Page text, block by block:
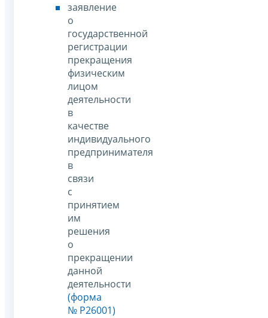
заявление
о
государственной
регистрации
прекращения
физическим
лицом
деятельности
в
качестве
индивидуального
предпринимателя
в
связи
с
принятием
им
решения
о
прекращении
данной
деятельности
(форма
№ Р26001)